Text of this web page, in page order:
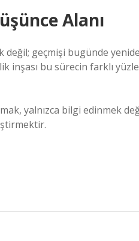
Alanı
değil; geçmişi bugünde
inşası bu sürecin farklı
yalnızca bilgi edinmek